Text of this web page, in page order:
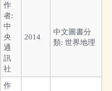
作
者:
中
央
通
訊
社
2014
中文圖書分
類: 世界地理
作